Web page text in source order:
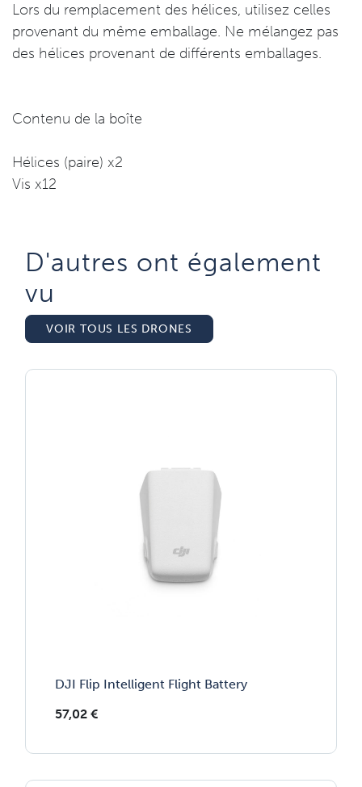
Lors du remplacement des hélices, utilisez celles
provenant du même emballage. Ne mélangez pas
des hélices provenant de différents emballages.
Contenu de la boîte
Hélices (paire) x2
Vis x12
D'autres ont également
vu​
VOIR TOUS LES DRONES
DJI Flip Intelligent Flight Battery
57,02 €